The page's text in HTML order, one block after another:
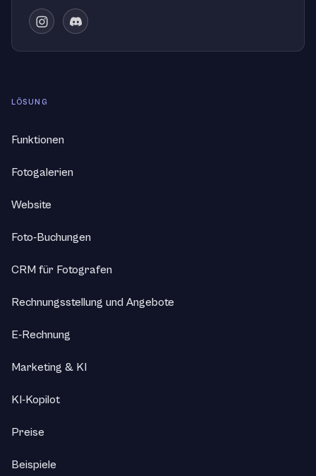
LÖSUNG
Funktionen
Fotogalerien
Website
Foto-Buchungen
CRM für Fotografen
Rechnungsstellung und Angebote
E-Rechnung
Marketing & KI
KI-Kopilot
Preise
Beispiele